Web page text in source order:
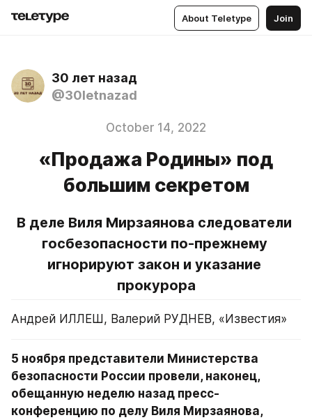
About Teletype Join
30 лет назад
@30letnazad
October 14, 2022
«Продажа Родины» под
большим секретом
В деле Виля Мирзаянова следователи
госбезопасности по-прежнему
игнорируют закон и указание
прокурора
Андрей ИЛЛЕШ, Валерий РУДНЕВ, «Известия»
5 ноября представители Министерства
безопасности России провели, наконец,
обещанную неделю назад пресс-
конференцию по делу Виля Мирзаянова,